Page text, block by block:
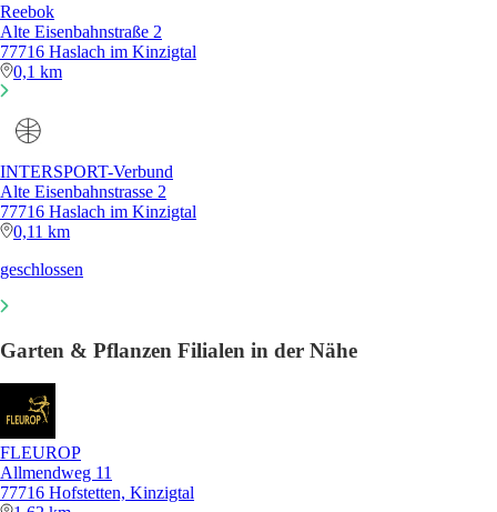
Reebok
Alte Eisenbahnstraße 2
77716 Haslach im Kinzigtal
0,1 km
INTERSPORT-Verbund
Alte Eisenbahnstrasse 2
77716 Haslach im Kinzigtal
0,11 km
geschlossen
Garten & Pflanzen Filialen in der Nähe
FLEUROP
Allmendweg 11
77716 Hofstetten, Kinzigtal